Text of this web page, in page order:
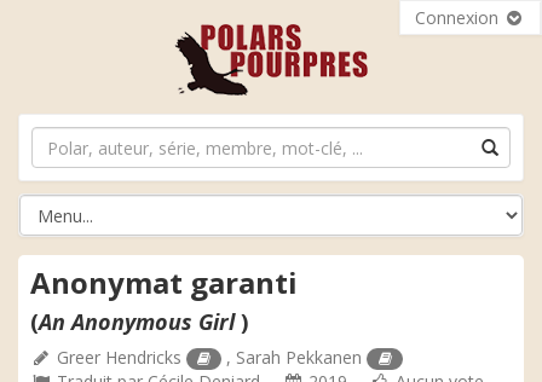
Connexion
Anonymat garanti
(An Anonymous Girl)
Greer Hendricks , Sarah Pekkanen